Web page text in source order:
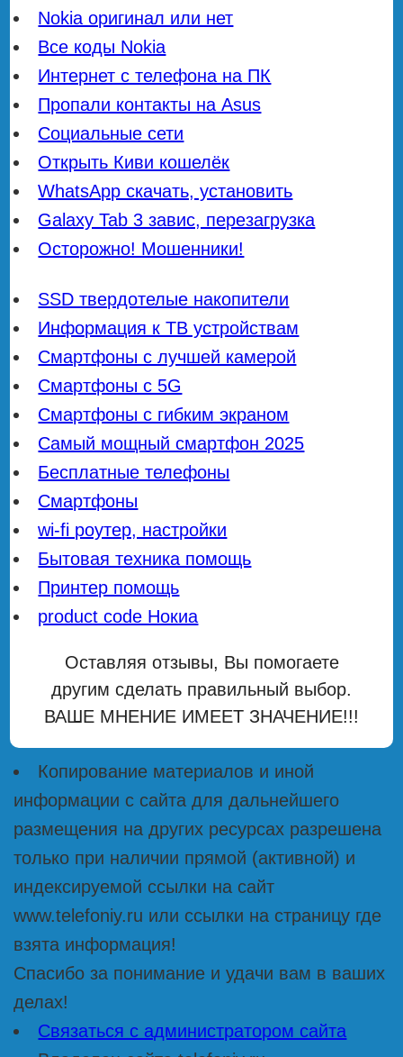
Nokia оригинал или нет
Все коды Nokia
Интернет с телефона на ПК
Пропали контакты на Asus
Социальные сети
Открыть Киви кошелёк
WhatsApp скачать, установить
Galaxy Tab 3 завис, перезагрузка
Осторожно! Мошенники!
SSD твердотелые накопители
Информация к ТВ устройствам
Смартфоны с лучшей камерой
Смартфоны с 5G
Смартфоны с гибким экраном
Самый мощный смартфон 2025
Бесплатные телефоны
Смартфоны
wi-fi роутер, настройки
Бытовая техника помощь
Принтер помощь
product code Нокиа
Оставляя отзывы, Вы помогаете
другим сделать правильный выбор.
ВАШЕ МНЕНИЕ ИМЕЕТ ЗНАЧЕНИЕ!!!
Копирование материалов и иной
информации с сайта для дальнейшего
размещения на других ресурсах разрешена
только при наличии прямой (активной) и
индексируемой ссылки на сайт
www.telefoniy.ru или ссылки на страницу где
взята информация!
Спасибо за понимание и удачи вам в ваших
делах!
Связаться с администратором сайта